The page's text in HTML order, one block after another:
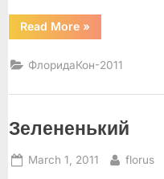
Read More“Атака
Самурая”
»
ФлоридаКон-2011
Зелененький
Posted
March 1, 2011 By
florus